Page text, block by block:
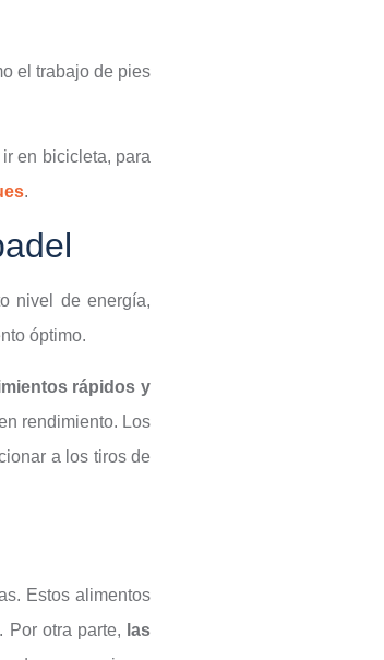
el trabajo de pies
en bicicleta, para
.
nivel de energía,
óptimo.
rápidos y
rendimiento. Los
a los tiros de
Estos alimentos
otra parte, las